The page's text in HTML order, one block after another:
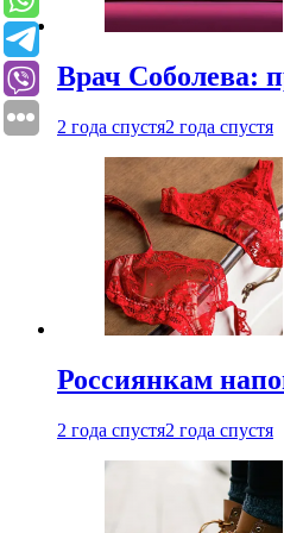
Врач Соболева:
2 года спустя2 года спустя
Россиянкам
2 года спустя2 года спустя